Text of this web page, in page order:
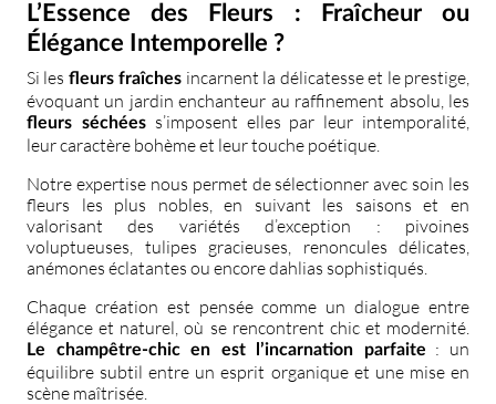
L’Essence des Fleurs : Fraîcheur ou
Élégance Intemporelle ?
Si les fleurs fraîches incarnent la délicatesse et le prestige,
évoquant un jardin enchanteur au raffinement absolu, les
fleurs séchéess’imposent elles par leur intemporalité,
leur caractère bohème et leur touche poétique.
Notre expertise nous permet de sélectionner avec soin les
fleurs les plus nobles, en suivant les saisons et en
valorisant des variétés d’exception : pivoines
voluptueuses, tulipes gracieuses, renoncules délicates,
anémones éclatantes ou encore dahlias sophistiqués.
Chaque création est pensée comme un dialogue entre
élégance et naturel, où se rencontrent chic et modernité.
Le champêtre-chic en est l’incarnation parfaite
: un
équilibre subtil entre un esprit organique et une mise en
scène maîtrisée.